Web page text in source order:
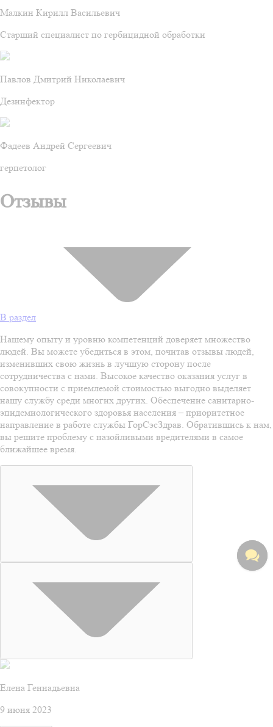
Малкин Кирилл Васильевич
Старший специалист по гербицидной обработки
Павлов Дмитрий Николаевич
Дезинфектор
Фадеев Андрей Сергеевич
герпетолог
Отзывы
В раздел
Нашему опыту и уровню компетенций доверяет множество
людей. Вы можете убедиться в этом, почитав отзывы людей,
изменивших свою жизнь в лучшую сторону после
сотрудничества с нами. Высокое качество оказания услуг в
совокупности с приемлемой стоимостью выгодно выделяет
нашу службу среди многих других. Обеспечение санитарно-
эпидемиологического здоровья населения – приоритетное
направление в работе службы ГорСэсЗдрав. Обратившись к нам,
вы решите проблему с назойливыми вредителями в самое
ближайшее время.
Елена Геннадьевна
9 июня 2023